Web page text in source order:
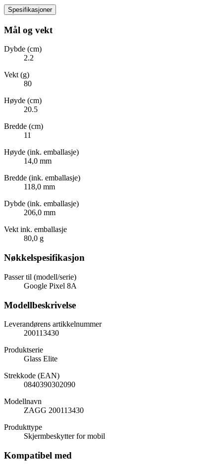
Spesifikasjoner
Mål og vekt
Dybde (cm)
2.2
Vekt (g)
80
Høyde (cm)
20.5
Bredde (cm)
11
Høyde (ink. emballasje)
14,0 mm
Bredde (ink. emballasje)
118,0 mm
Dybde (ink. emballasje)
206,0 mm
Vekt ink. emballasje
80,0 g
Nøkkelspesifikasjon
Passer til (modell/serie)
Google Pixel 8A
Modellbeskrivelse
Leverandørens artikkelnummer
200113430
Produktserie
Glass Elite
Strekkode (EAN)
0840390302090
Modellnavn
ZAGG 200113430
Produkttype
Skjermbeskytter for mobil
Kompatibel med